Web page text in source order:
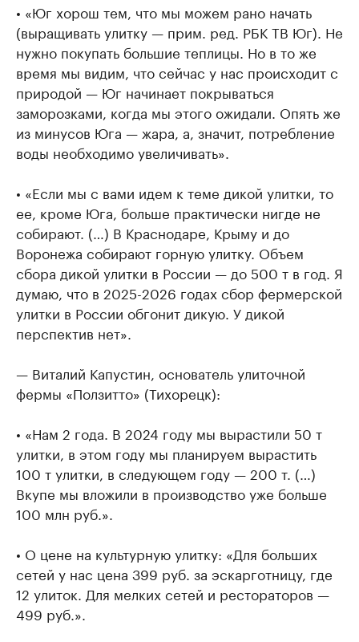
• «Юг хорош тем, что мы можем рано начать
(выращивать улитку — прим. ред. РБК ТВ Юг). Не
нужно покупать большие теплицы. Но в то же
время мы видим, что сейчас у нас происходит с
природой — Юг начинает покрываться
заморозками, когда мы этого ожидали. Опять же
из минусов Юга — жара, а, значит, потребление
воды необходимо увеличивать».
• «Если мы с вами идем к теме дикой улитки, то
ее, кроме Юга, больше практически нигде не
собирают. (…) В Краснодаре, Крыму и до
Воронежа собирают горную улитку. Объем
сбора дикой улитки в России — до 500 т в год. Я
думаю, что в 2025-2026 годах сбор фермерской
улитки в России обгонит дикую. У дикой
перспектив нет».
— Виталий Капустин, основатель улиточной
фермы «Ползитто» (Тихорецк):
• «Нам 2 года. В 2024 году мы вырастили 50 т
улитки, в этом году мы планируем вырастить
100 т улитки, в следующем году — 200 т. (…)
Вкупе мы вложили в производство уже больше
100 млн руб.».
• О цене на культурную улитку: «Для больших
сетей у нас цена 399 руб. за эскарготницу, где
12 улиток. Для мелких сетей и рестораторов —
499 руб.».